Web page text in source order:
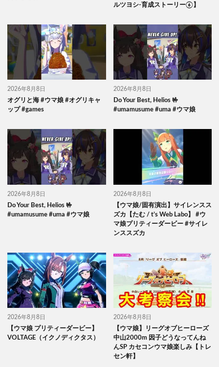
ルツヨシ-育成ストーリー⑥】
2026年8月8日
オグリと海 #ウマ娘 #オグリキャ
ップ #games
2026年8月8日
Do Your Best, Helios 🤟
#umamusume #uma #ウマ娘
2026年8月8日
Do Your Best, Helios 🤟
#umamusume #uma #ウマ娘
2026年8月8日
【ウマ娘/固有演出】サイレンスス
ズカ【たむ / t’s Web Labo】 #ウ
マ娘プリティーダービー #サイレ
ンススズカ
2026年8月8日
【ウマ娘 プリティーダービー】
VOLTAGE（イクノディクタス）
2026年8月8日
【ウマ娘】リーグオブヒーローズ
中山2000m 因子どうなってんね
んSP カセコンウマ娘楽しみ【トレ
セン軒】